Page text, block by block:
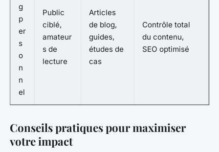
g
p
er
s
o
n
n
el
Public
ciblé,
amateur
s de
lecture
Articles
de blog,
guides,
études de
cas
Contrôle total
du contenu,
SEO optimisé
Conseils pratiques pour maximiser
votre impact